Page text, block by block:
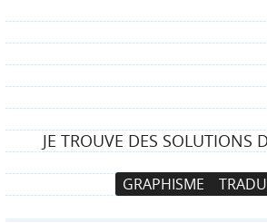
JE TROUVE DES SOLUTIONS
GRAPHISME